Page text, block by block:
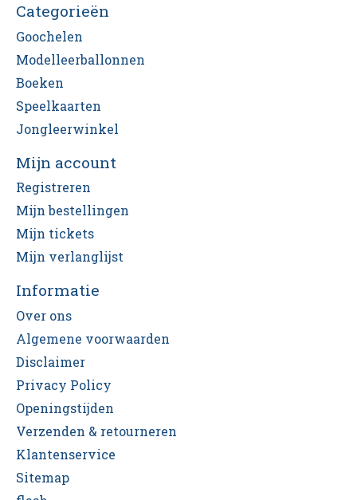
Categorieën
Goochelen
Modelleerballonnen
Boeken
Speelkaarten
Jongleerwinkel
Mijn account
Registreren
Mijn bestellingen
Mijn tickets
Mijn verlanglijst
Informatie
Over ons
Algemene voorwaarden
Disclaimer
Privacy Policy
Openingstijden
Verzenden & retourneren
Klantenservice
Sitemap